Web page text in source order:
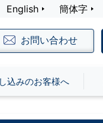
English 簡体字
お問い合わせ
込みのお客様へ